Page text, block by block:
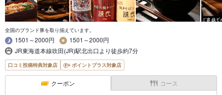
全国のブランド豚を取り揃えています。
1501～2000円
1501～2000円
JR東海道本線吹田(JR)駅北出口より徒歩約7分
口コミ投稿特典対象店 ポイントプラス対象店
クーポン コース